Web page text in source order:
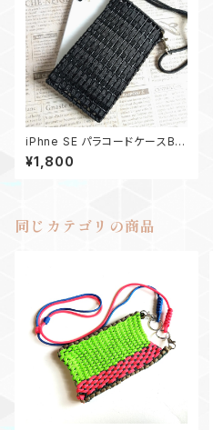
iPhne SE パラコードケースBK
ストラップ付き
¥1,800
同じカテゴリの商品